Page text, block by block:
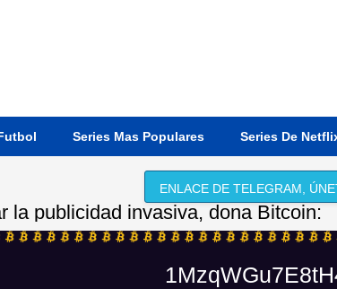
Series Mas Populares Series De
ENLACE DE TELEGRAM,
la publicidad invasiva, dona Bitcoin: